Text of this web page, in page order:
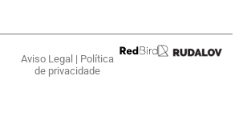
Aviso Legal | Política
de privacidade